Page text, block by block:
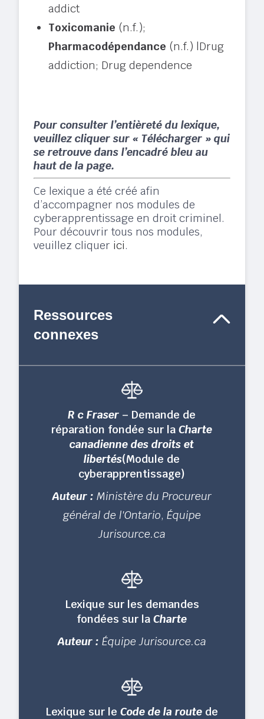
addict
Toxicomanie (n.f.);
Pharmacodépendance (n.f.) |Drug
addiction; Drug dependence
Pour consulter l’entièreté du lexique,
veuillez cliquer sur « Télécharger » qui
se retrouve dans l’encadré bleu au
haut de la page.
Ce lexique a été créé afin
d’accompagner nos modules de
cyberapprentissage en droit criminel.
Pour découvrir tous nos modules,
veuillez cliquer ici.
Ressources
connexes
R c Fraser – Demande de
réparation fondée sur laCharte
canadienne des droits et
libertés(Module de
cyberapprentissage)
Auteur : Ministère du Procureur
général de l'Ontario, Équipe
Jurisource.ca
Lexique sur les demandes
fondées sur laCharte
Auteur : Équipe Jurisource.ca
Lexique sur leCode de la route de